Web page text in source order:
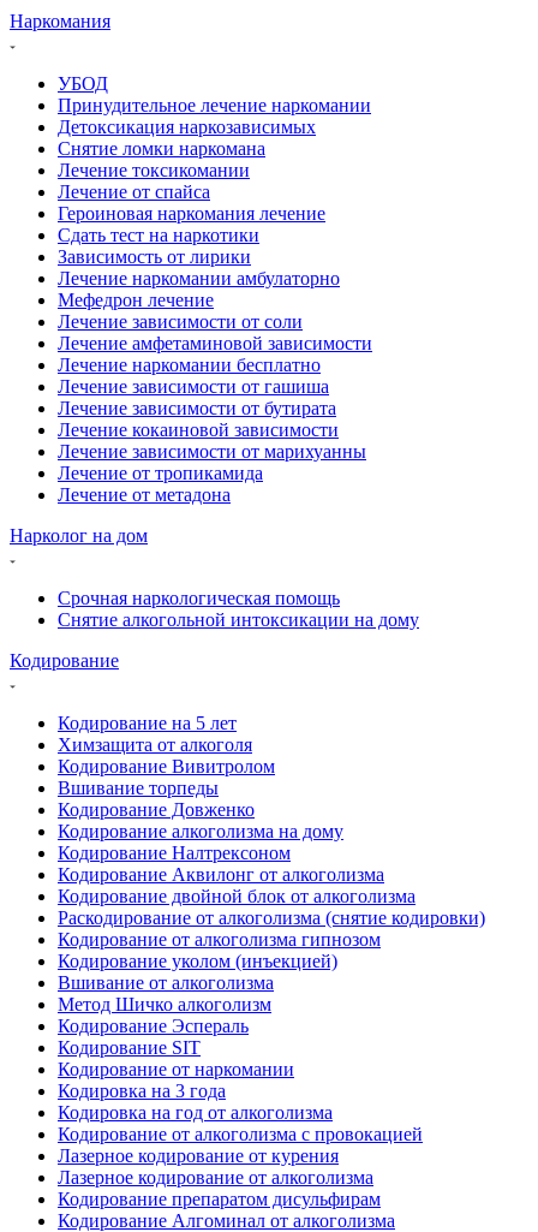
Наркомания
УБОД
Принудительное лечение наркомании
Детоксикация наркозависимых
Снятие ломки наркомана
Лечение токсикомании
Лечение от спайса
Героиновая наркомания лечение
Сдать тест на наркотики
Зависимость от лирики
Лечение наркомании амбулаторно
Мефедрон лечение
Лечение зависимости от соли
Лечение амфетаминовой зависимости
Лечение наркомании бесплатно
Лечение зависимости от гашиша
Лечение зависимости от бутирата
Лечение кокаиновой зависимости
Лечение зависимости от марихуанны
Лечение от тропикамида
Лечение от метадона
Нарколог на дом
Срочная наркологическая помощь
Снятие алкогольной интоксикации на дому
Кодирование
Кодирование на 5 лет
Химзащита от алкоголя
Кодирование Вивитролом
Вшивание торпеды
Кодирование Довженко
Кодирование алкоголизма на дому
Кодирование Налтрексоном
Кодирование Аквилонг от алкоголизма
Кодирование двойной блок от алкоголизма
Раскодирование от алкоголизма (снятие кодировки)
Кодирование от алкоголизма гипнозом
Кодирование уколом (инъекцией)
Вшивание от алкоголизма
Метод Шичко алкоголизм
Кодирование Эспераль
Кодирование SIT
Кодирование от наркомании
Кодировка на 3 года
Кодировка на год от алкоголизма
Кодирование от алкоголизма с провокацией
Лазерное кодирование от курения
Лазерное кодирование от алкоголизма
Кодирование препаратом дисульфирам
Кодирование Алгоминал от алкоголизма